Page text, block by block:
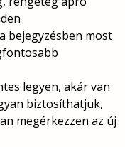
bejegyzésben most
legyen, akár van
biztosíthatjuk,
megérkezzen az új